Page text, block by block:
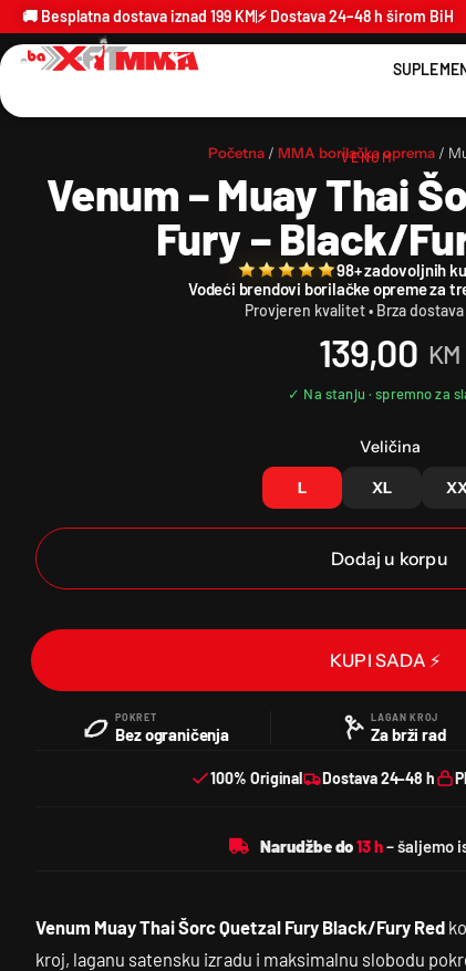
🚚 Besplatna dostava iznad 199 KM⚡ Dostava 24–48 h širom BiH
Početna / MMA borilačka oprema /
VENUM
Venum – Muay Thai
Fury – Black/
98+ zadovoljnih
Vodeći brendovi borilačke opreme za
Provjeren kvalitet • Brza
139,00 KM
Veličina
L XL
Dodaj u korpu
KUPI SADA ⚡
POKRET
Bez ograničenja
LAGAN KROJ
Za brži rad
100% Original Dostava 24–48 h
Narudžbe do
Venum Muay Thai Šorc Quetzal Fury Black/Fury Red
kroj, laganu satensku izradu i maksimalnu slobodu